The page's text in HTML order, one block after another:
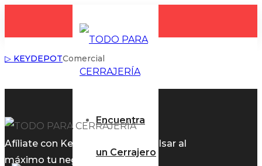
Encuentra
un Cerrajero
▷ KEYDEPOTComercial
Afíliate con KeyDepot para impulsar al
máximo tu negocio cerrajero.